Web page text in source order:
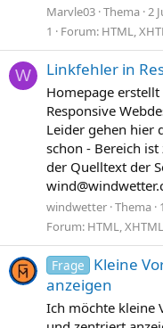
Marvle03 Thema 2
1
Forum: HTML,
W Linkfehler in
Homepage
Responsive
Leider gehen hier
schon - Bereich
der Quelltext der
windwetter Thema
Forum: HTML,
Frage
Kleine
anzeigen
Ich möchte kleine